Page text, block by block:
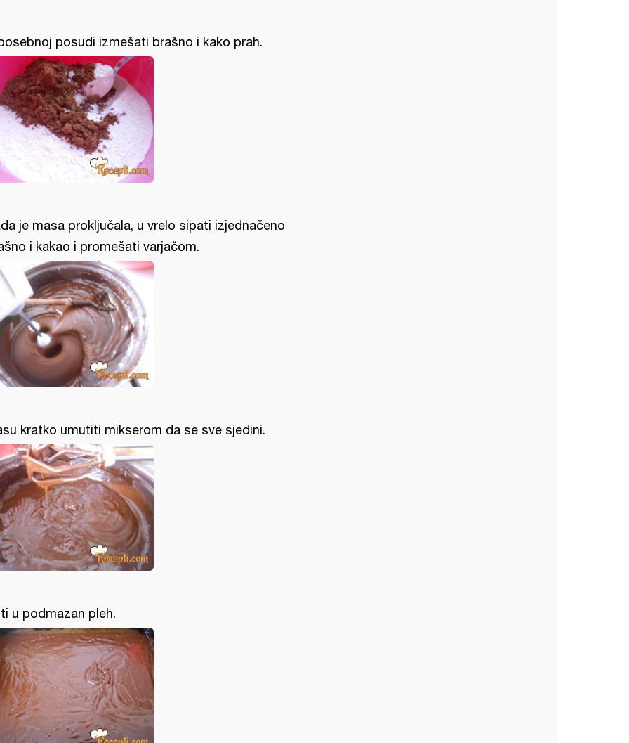
posudi izmešati brašno i kako prah.
je masa proključala, u vrelo sipati izjednačeno
i kakao i promešati varjačom.
kratko umutiti mikserom da se sve sjedini.
u podmazan pleh.